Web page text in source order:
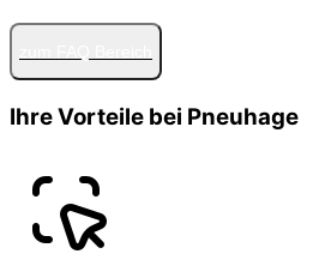
Ihre Vorteile bei Pneuhage